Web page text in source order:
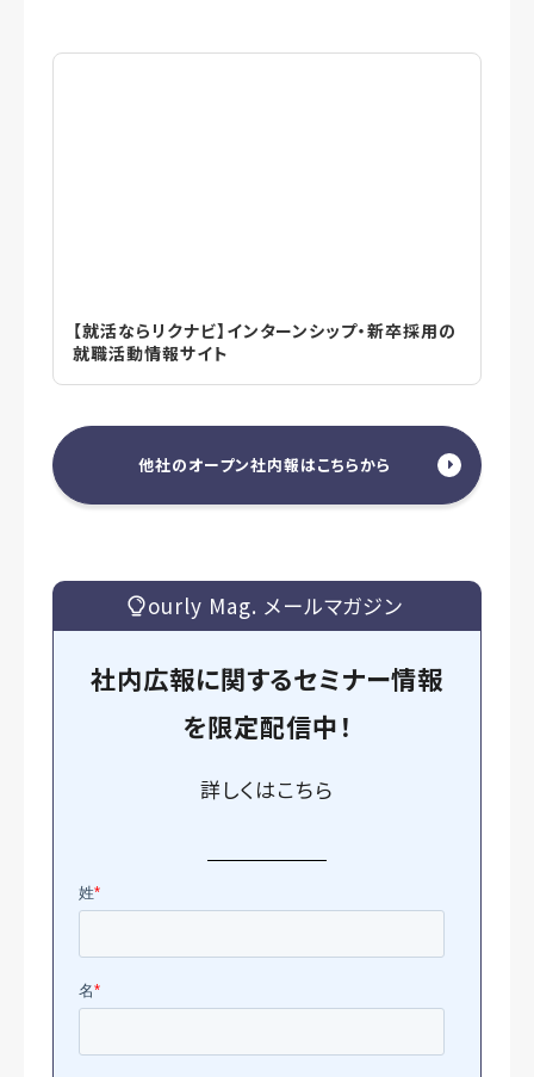
【就活ならリクナビ】インターンシップ・新卒採用の
就職活動情報サイト
他社のオープン社内報はこちらから
ourly Mag. メールマガジン
社内広報に関するセミナー情報
を限定配信中！
詳しくはこちら